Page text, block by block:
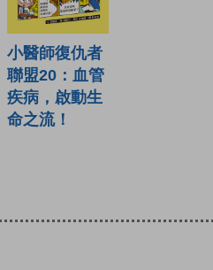
小醫師復仇者
聯盟20：血管
疾病，啟動生
命之流！